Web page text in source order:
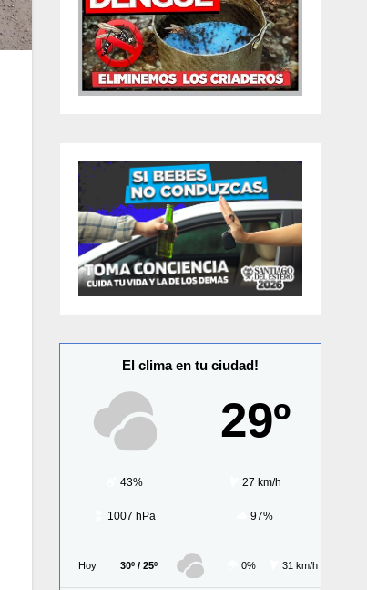
El clima en tu ciudad!
29º
43% 27 km/h
1007 hPa 97%
Hoy 30º / 25º 0% 31 km/h